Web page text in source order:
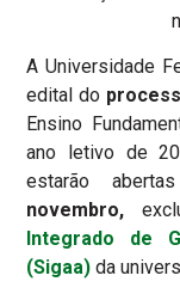
A Universidade
edital do
Ensino
ano letivo de
estarão
novembro,
Integrado de
(Sigaa) da